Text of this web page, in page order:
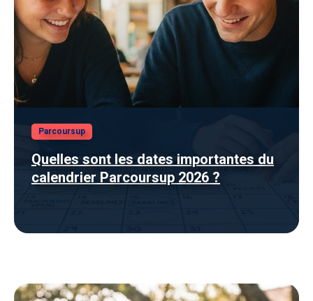
Parcoursup
Quelles sont les dates importantes du
calendrier Parcoursup 2026 ?